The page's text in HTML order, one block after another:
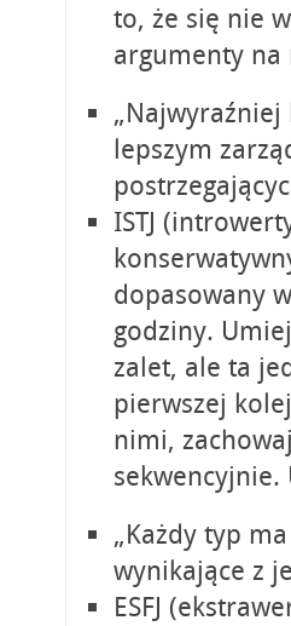
to, że się nie
argumenty na
lepszym
ISTJ
dopasowany
godziny.
zalet, ale ta
pierwszej
nimi,
„Każdy typ
wynikające z
ESFJ